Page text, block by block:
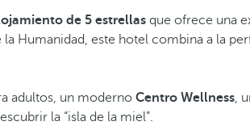
de 5 estrellas que ofrece una
Humanidad, este hotel combina a la
adultos, un moderno Centro Wellness,
la “isla de la miel”.